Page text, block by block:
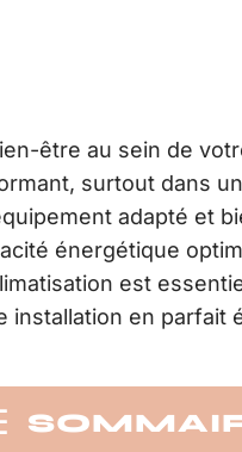
être au sein de
surtout dans
adapté et
énergétique
est
installation en parfait